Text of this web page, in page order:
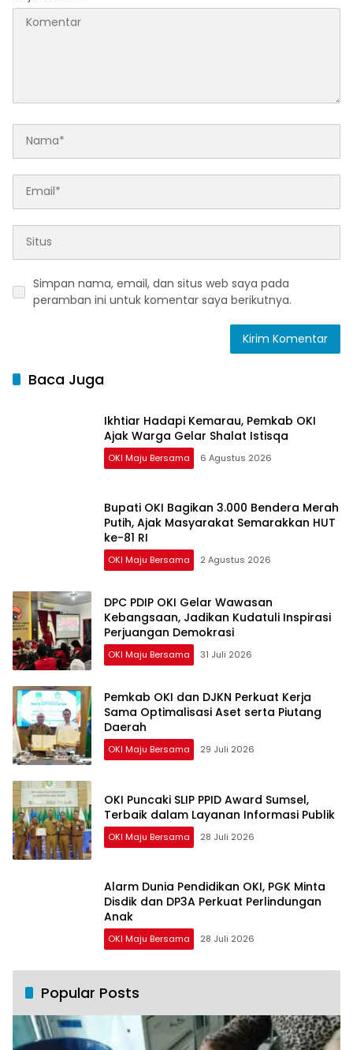
Simpan nama, email, dan situs web saya pada
peramban ini untuk komentar saya berikutnya.
Baca Juga
Ikhtiar Hadapi Kemarau, Pemkab OKI
Ajak Warga Gelar Shalat Istisqa
OKI Maju Bersama 6 Agustus 2026
Bupati OKI Bagikan 3.000 Bendera Merah
Putih, Ajak Masyarakat Semarakkan HUT
ke-81 RI
OKI Maju Bersama 2 Agustus 2026
DPC PDIP OKI Gelar Wawasan
Kebangsaan, Jadikan Kudatuli Inspirasi
Perjuangan Demokrasi
OKI Maju Bersama 31 Juli 2026
Pemkab OKI dan DJKN Perkuat Kerja
Sama Optimalisasi Aset serta Piutang
Daerah
OKI Maju Bersama 29 Juli 2026
OKI Puncaki SLIP PPID Award Sumsel,
Terbaik dalam Layanan Informasi Publik
OKI Maju Bersama 28 Juli 2026
Alarm Dunia Pendidikan OKI, PGK Minta
Disdik dan DP3A Perkuat Perlindungan
Anak
OKI Maju Bersama 28 Juli 2026
Popular Posts